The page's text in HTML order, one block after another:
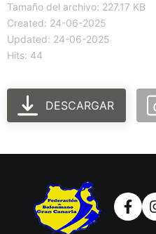
Tamaño del archivo: 227.17 KB
Created: 24-06-2025
Updated: 24-06-2025
Hits: 44
DESCARGAR